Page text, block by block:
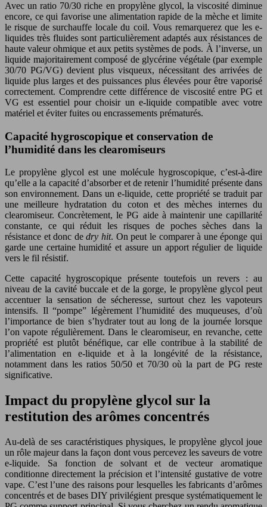
Avec un ratio 70/30 riche en propylène glycol, la viscosité diminue
encore, ce qui favorise une alimentation rapide de la mèche et limite
le risque de surchauffe locale du coil. Vous remarquerez que les e-
liquides très fluides sont particulièrement adaptés aux résistances de
haute valeur ohmique et aux petits systèmes de pods. À l’inverse, un
liquide majoritairement composé de glycérine végétale (par exemple
30/70 PG/VG) devient plus visqueux, nécessitant des arrivées de
liquide plus larges et des puissances plus élevées pour être vaporisé
correctement. Comprendre cette différence de viscosité entre PG et
VG est essentiel pour choisir un e-liquide compatible avec votre
matériel et éviter fuites ou encrassements prématurés.
Capacité hygroscopique et conservation de
l’humidité dans les clearomiseurs
Le propylène glycol est une molécule hygroscopique, c’est-à-dire
qu’elle a la capacité d’absorber et de retenir l’humidité présente dans
son environnement. Dans un e-liquide, cette propriété se traduit par
une meilleure hydratation du coton et des mèches internes du
clearomiseur. Concrètement, le PG aide à maintenir une capillarité
constante, ce qui réduit les risques de poches sèches dans la
résistance et donc dedry hit. On peut le comparer à une éponge qui
garde une certaine humidité et assure un apport régulier de liquide
vers le fil résistif.
Cette capacité hygroscopique présente toutefois un revers : au
niveau de la cavité buccale et de la gorge, le propylène glycol peut
accentuer la sensation de sécheresse, surtout chez les vapoteurs
intensifs. Il “pompe” légèrement l’humidité des muqueuses, d’où
l’importance de bien s’hydrater tout au long de la journée lorsque
l’on vapote régulièrement. Dans le clearomiseur, en revanche, cette
propriété est plutôt bénéfique, car elle contribue à la stabilité de
l’alimentation en e-liquide et à la longévité de la résistance,
notamment dans les ratios 50/50 et 70/30 où la part de PG reste
significative.
Impact du propylène glycol sur la
restitution des arômes concentrés
Au-delà de ses caractéristiques physiques, le propylène glycol joue
un rôle majeur dans la façon dont vous percevez les saveurs de votre
e-liquide. Sa fonction de solvant et de vecteur aromatique
conditionne directement la précision et l’intensité gustative de votre
vape. C’est l’une des raisons pour lesquelles les fabricants d’arômes
concentrés et de bases DIY privilégient presque systématiquement le